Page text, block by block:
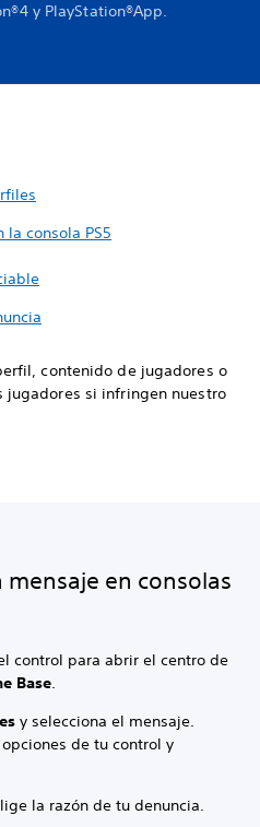
y PlayStation®App.
la consola PS5
contenido de jugadores o
jugadores si infringen nuestro
en consolas
control para abrir el centro de
Base.
y selecciona el mensaje.
de tu control y
la razón de tu denuncia.